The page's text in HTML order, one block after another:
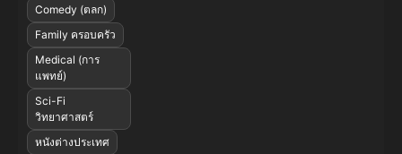
Comedy (ตลก)
Family ครอบครัว
Medical (การ
แพทย์)
Sci-Fi
วิทยาศาสตร์
หนังต่างประเทศ